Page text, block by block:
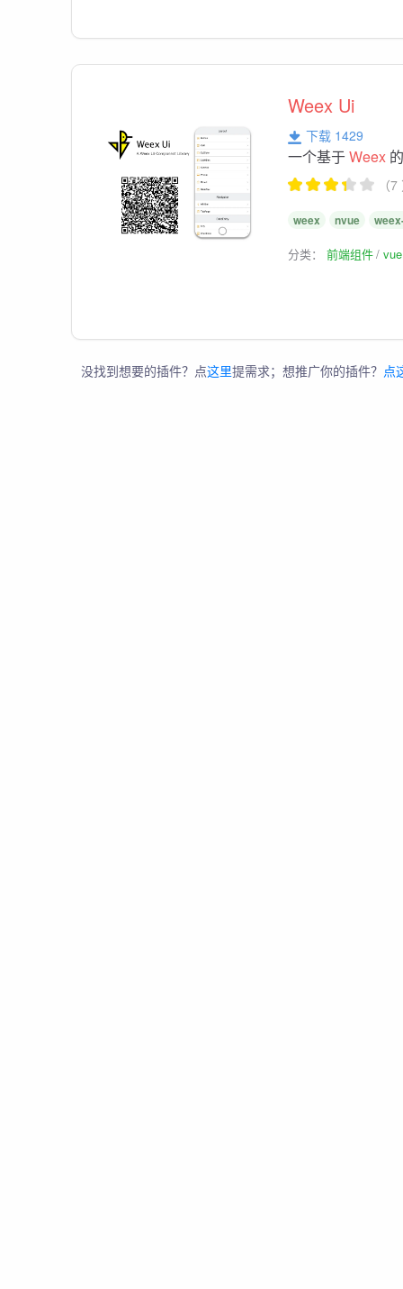
Weex Ui
下载 1429
一个基于Weex
（
weex nvue
分类：前端组件
没找到想要的插件？点这里提需求；想推广你的插件？ 点